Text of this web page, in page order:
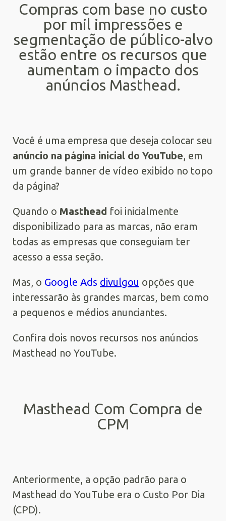
Compras com base no custo
por mil impressões e
segmentação de público-alvo
estão entre os recursos que
aumentam o impacto dos
anúncios Masthead.
Você é uma empresa que deseja colocar seu
anúncio na página inicial do YouTube, em
um grande banner de vídeo exibido no topo
da página?
Quando o Masthead foi inicialmente
disponibilizado para as marcas, não eram
todas as empresas que conseguiam ter
acesso a essa seção.
Mas, o Google Ads divulgou opções que
interessarão às grandes marcas, bem como
a pequenos e médios anunciantes.
Confira dois novos recursos nos anúncios
Masthead no YouTube.
Masthead Com Compra de
CPM
Anteriormente, a opção padrão para o
Masthead do YouTube era o Custo Por Dia
(CPD).